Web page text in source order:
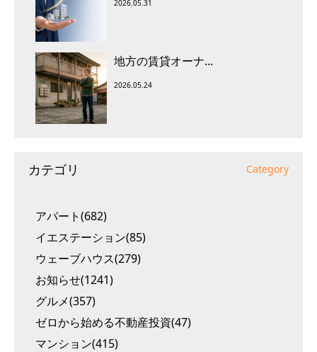
2026.05.31
地方の賃貸オーナ...
2026.05.24
カテゴリ Category
アパート(682)
イエステーション(85)
ウェーブハウス(279)
お知らせ(1241)
グルメ(357)
ゼロから始める不動産投資(47)
マンション(415)